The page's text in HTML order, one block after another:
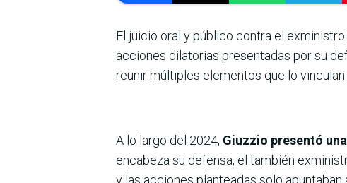
El juicio oral y público contra el
acciones dilatorias presentadas por su
reunir múltiples elementos que lo
A lo largo del 2024, Giuzzio presentó
encabeza su defensa, el también
y las acciones planteadas solo